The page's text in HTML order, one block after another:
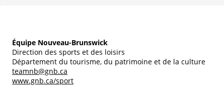
Équipe Nouveau-Brunswick
Direction des sports et des loisirs
Département du tourisme, du patrimoine et de la culture
teamnb@gnb.ca
www.gnb.ca/sport